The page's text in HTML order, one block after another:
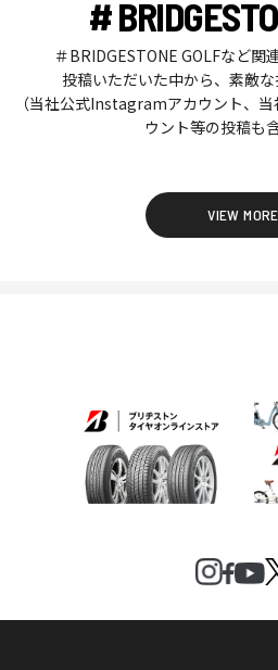
#
＃BRIDGESTONE GOLFなど関
投稿いただいた中から、素敵な
（当社公式Instagramアカウント、
ウント等の投稿も
VIEW MORE